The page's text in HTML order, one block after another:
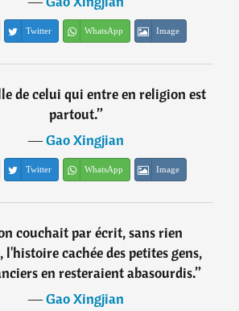
Twitter WhatsApp Image
de celui qui entre en religion est
partout.”
―Gao Xingjian
Twitter WhatsApp Image
couchait par écrit, sans rien
l'histoire cachée des petites gens,
en resteraient abasourdis.”
―Gao Xingjian